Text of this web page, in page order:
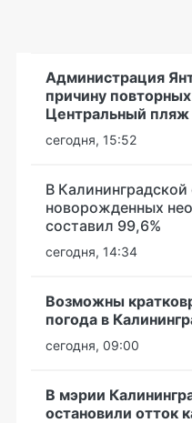
Администрация
причину
Центральный пляж
сегодня, 15:52
В Калининградской
новорожденных
составил 99,6%
сегодня, 14:34
Возможны
погода в
сегодня, 09:00
В мэрии
остановили отток